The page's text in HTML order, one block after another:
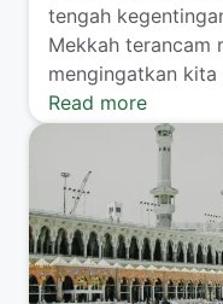
tengah
Mekkah terancam
mengingatkan
Read more